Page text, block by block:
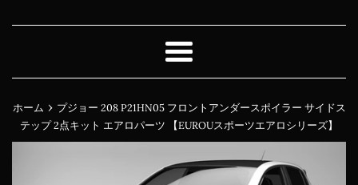
メ
ニ
ー
ホーム › プジョー 208 P21HN05 フロントアンダースポイラー サイドス
テップ 2点キット エアロパーツ 【EUROUスポーツエアロシリーズ】